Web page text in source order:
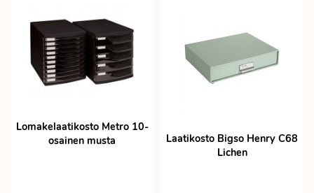
Lomakelaatikosto Metro 10-
osainen musta
Laatikosto Bigso Henry C68
Lichen